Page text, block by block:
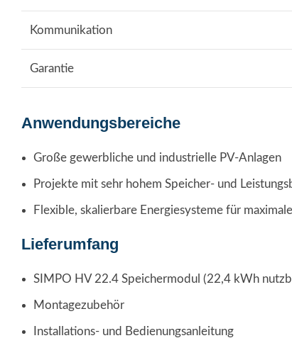
Kommunikation
Garantie
Anwendungsbereiche
Große gewerbliche und industrielle PV-Anlagen
Projekte mit sehr hohem Speicher- und
Flexible, skalierbare Energiesysteme für
Lieferumfang
SIMPO HV 22.4 Speichermodul (22,4 kWh
Montagezubehör
Installations- und Bedienungsanleitung